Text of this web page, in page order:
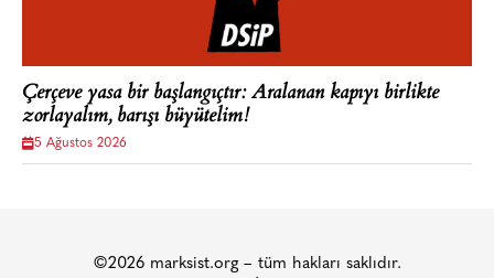
Çerçeve yasa bir başlangıçtır: Aralanan kapıyı birlikte
zorlayalım, barışı büyütelim!
5 Ağustos 2026
©2026 marksist.org – tüm hakları saklıdır.